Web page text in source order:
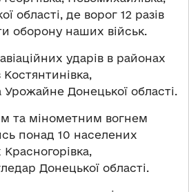
області, де ворог 12 разів
оборону наших військ.
ударів в районах
Урожайне Донецької області.
та мінометним вогнем
понад 10 населених
Донецької області.